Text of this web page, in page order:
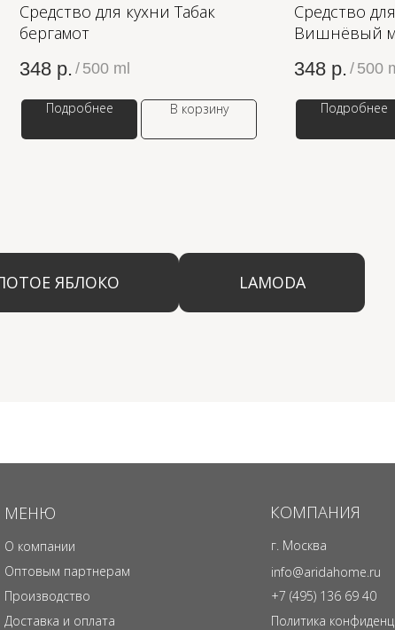
Средство для кухни Табак
бергамот
348 р. / 500 ml
Подробнее В корзину
Средство
Вишнёвый
348 р. / 500
Подробнее
LAMODA
МЕНЮ
О компании
Производство
Оптовым партнерам
КОМПАНИЯ
г. Москва
info@aridahome.ru
+7 (495) 136 69 40
Политика
Доставка и оплата